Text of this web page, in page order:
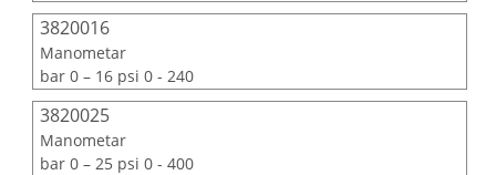
3820016
Manometar
bar 0 – 16 psi 0 - 240
3820025
Manometar
bar 0 – 25 psi 0 - 400